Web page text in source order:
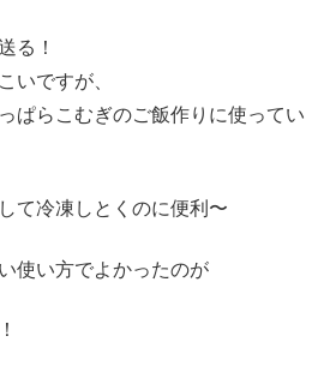
る！
いですが、
ぱらこむぎのご飯作りに使ってい
て冷凍しとくのに便利〜
使い方でよかったのが